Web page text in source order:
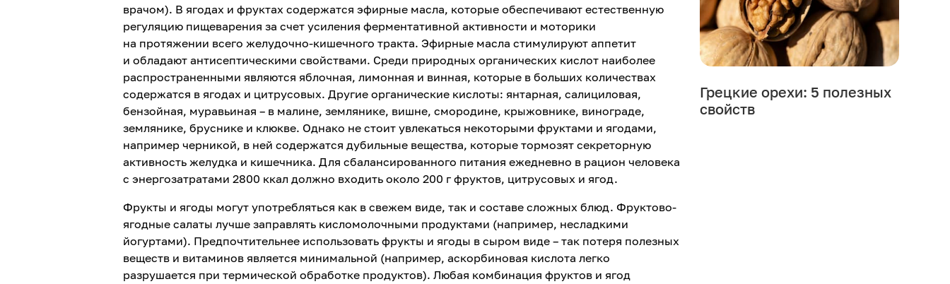
врачом). В ягодах и фруктах содержатся эфирные масла, которые обеспечивают естественную
регуляцию пищеварения за счет усиления ферментативной активности и моторики
на протяжении всего желудочно-кишечного тракта. Эфирные масла стимулируют аппетит
и обладают антисептическими свойствами. Среди природных органических кислот наиболее
распространенными являются яблочная, лимонная и винная, которые в больших количествах
содержатся в ягодах и цитрусовых. Другие органические кислоты: янтарная, салициловая,
бензойная, муравьиная – в малине, землянике, вишне, смородине, крыжовнике, винограде,
землянике, бруснике и клюкве. Однако не стоит увлекаться некоторыми фруктами и ягодами,
например черникой, в ней содержатся дубильные вещества, которые тормозят секреторную
активность желудка и кишечника. Для сбалансированного питания ежедневно в рацион человека
с энергозатратами 2800 ккал должно входить около 200 г фруктов, цитрусовых и ягод.
Фрукты и ягоды могут употребляться как в свежем виде, так и составе сложных блюд. Фруктово-
ягодные салаты лучше заправлять кисломолочными продуктами (например, несладкими
йогуртами). Предпочтительнее использовать фрукты и ягоды в сыром виде – так потеря полезных
веществ и витаминов является минимальной (например, аскорбиновая кислота легко
разрушается при термической обработке продуктов). Любая комбинация фруктов и ягод
Грецкие орехи: 5 полезных
свойств